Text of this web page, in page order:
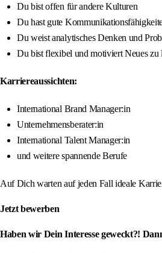
Du bist offen für andere Kulturen
Du hast gute
Du weist analytisches Denken und
Du bist flexibel und motiviert Neues zu
Karriereaussichten:
International Brand Manager:in
Unternehmensberater:in
International Talent Manager:in
und weitere spannende Berufe
Auf Dich warten auf jeden Fall ideale
Jetzt bewerben
Haben wir Dein Interesse geweckt?!